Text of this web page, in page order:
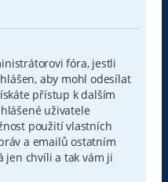
fóra, jestli
aby mohl odesílat
přístup k dalším
uživatele
použití vlastních
a emailů ostatním
jen chvíli a tak vám ji